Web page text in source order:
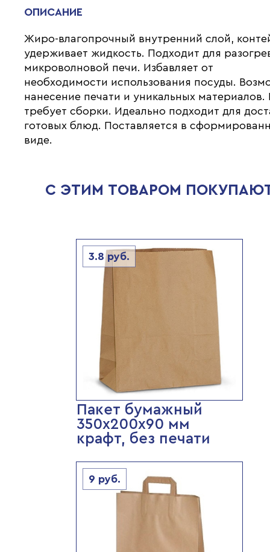
ОПИСАНИЕ
Жиро-влагопрочный внутренний слой,
удерживает жидкость. Подходит для
микроволновой печи. Избавляет от
необходимости использования посуды.
нанесение печати и уникальных материалов.
требует сборки. Идеально подходит для
готовых блюд. Поставляется в
виде.
С ЭТИМ ТОВАРОМ
3.8руб.
Пакет бумажный
350х200х90 мм
крафт, без печати
9 руб.